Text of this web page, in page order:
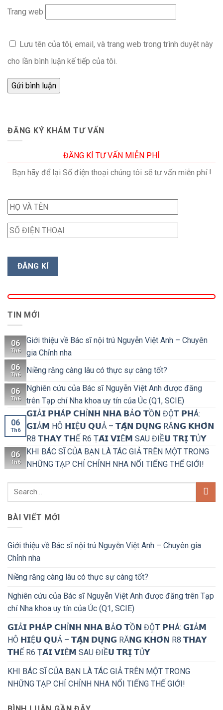
Trang web
Lưu tên của tôi, email, và trang web trong trình duyệt này
cho lần bình luận kế tiếp của tôi.
ĐĂNG KÝ KHÁM TƯ VẤN
ĐĂNG KÍ TƯ VẤN MIỄN PHÍ
Bạn hãy để lại Số điện thoại chúng tôi sẽ tư vấn miễn phí !
TIN MỚI
06
Th6
Giới thiệu về Bác sĩ nội trú Nguyễn Việt Anh – Chuyên
gia Chỉnh nha
06
Th6 Niềng răng càng lâu có thực sự càng tốt?
06
Th6
Nghiên cứu của Bác sĩ Nguyễn Việt Anh được đăng
trên Tạp chí Nha khoa uy tín của Úc (Q1, SCIE)
06
Th6
𝗚𝗜Ả𝗜 𝗣𝗛Á𝗣 𝗖𝗛Ỉ𝗡𝗛 𝗡𝗛𝗔 𝗕Ả𝗢 𝗧Ồ𝗡 ĐỘ̣𝗧 𝗣𝗛Á:
𝗚𝗜Ả𝗠 HÔ 𝗛𝗜Ệ𝗨 𝗤𝗨Ả – 𝗧𝗔̣̂𝗡 𝗗𝗨̣𝗡𝗚 RĂ𝗡𝗚 𝗞𝗛𝗢̂𝗡
R8 𝗧𝗛𝗔𝗬 𝗧𝗛Ế R6 Ṭ𝗔́𝗜 𝗩𝗜Ê𝗠 SAU ĐIỀ𝗨 𝗧𝗥𝗜̣ 𝗧Ủ𝗬
06
Th6
KHI BÁC SĨ CỦA BẠN LÀ TÁC GIẢ TRÊN MỘT TRONG
NHỮNG TẠP CHÍ CHỈNH NHA NỔI TIẾNG THẾ GIỚI!
BÀI VIẾT MỚI
Giới thiệu về Bác sĩ nội trú Nguyễn Việt Anh – Chuyên gia
Chỉnh nha
Niềng răng càng lâu có thực sự càng tốt?
Nghiên cứu của Bác sĩ Nguyễn Việt Anh được đăng trên Tạp
chí Nha khoa uy tín của Úc (Q1, SCIE)
𝗚𝗜Ả𝗜 𝗣𝗛Á𝗣 𝗖𝗛Ỉ𝗡𝗛 𝗡𝗛𝗔 𝗕Ả𝗢 𝗧Ồ𝗡 ĐỘ̣𝗧 𝗣𝗛Á: 𝗚𝗜Ả𝗠
HÔ 𝗛𝗜Ệ𝗨 𝗤𝗨Ả – 𝗧𝗔̣̂𝗡 𝗗𝗨̣𝗡𝗚 RĂ𝗡𝗚 𝗞𝗛𝗢̂𝗡 R8 𝗧𝗛𝗔𝗬
𝗧𝗛Ế R6 Ṭ𝗔́𝗜 𝗩𝗜Ê𝗠 SAU ĐIỀ𝗨 𝗧𝗥𝗜̣ 𝗧Ủ𝗬
KHI BÁC SĨ CỦA BẠN LÀ TÁC GIẢ TRÊN MỘT TRONG
NHỮNG TẠP CHÍ CHỈNH NHA NỔI TIẾNG THẾ GIỚI!